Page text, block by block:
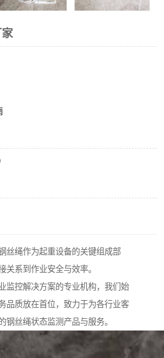
丝绳作为起重设备的关键组成部
关系到作业安全与效率。
监控解决方案的专业机构，我们始
品质放在首位，致力于为各行业客
钢丝绳状态监测产品与服务。